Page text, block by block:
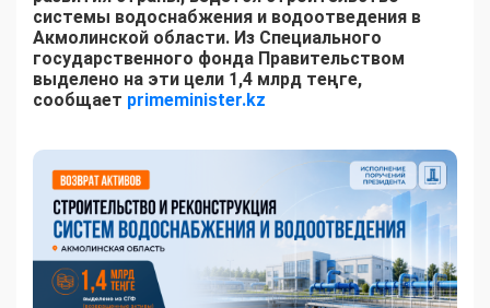
системы водоснабжения и водоотведения в
Акмолинской области. Из Специального
государственного фонда Правительством
выделено на эти цели 1,4 млрд теңге,
сообщает primeminister.kz